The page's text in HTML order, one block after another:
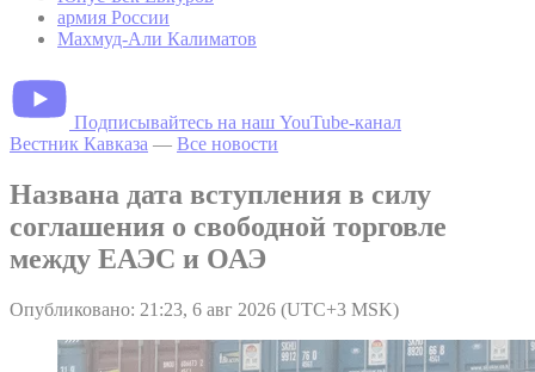
армия России
Махмуд-Али Калиматов
Подписывайтесь на наш YouTube-канал
Вестник Кавказа — Все новости
Названа дата вступления в силу
соглашения о свободной торговле
между ЕАЭС и ОАЭ
Опубликовано: 21:23, 6 авг 2026 (UTC+3 MSK)